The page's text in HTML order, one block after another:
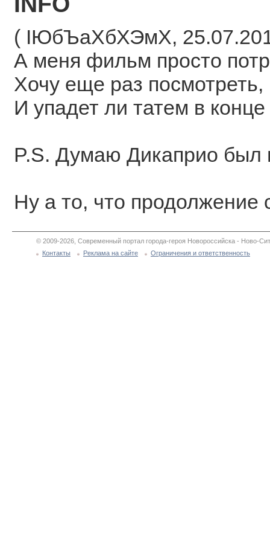
( ІЮбЪаХбХЭмХ,
А меня фильм просто
Хочу еще раз
И упадет ли татем в
P.S. Думаю Дикаприо был
Ну а то, что продолжение
© 2009-2026, Современный портал города-героя Новороссийска - Ново-
Контакты
Реклама на сайте Ограничения и ответственность